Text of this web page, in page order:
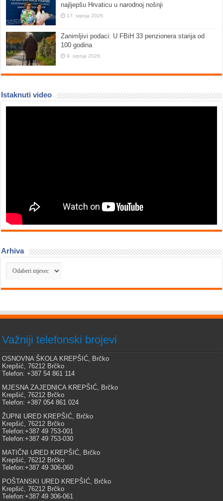
najljepšu Hrvaticu u narodnoj nošnji
17. srpnja 2026.
Zanimljivi podaci: U FBiH 33 penzionera starija od
100 godina
9. srpnja 2026.
Istaknuti video
Arhiva
Arhiva
Važniji telefonski brojevi
OSNOVNA ŠKOLA KREPŠIĆ, Brčko
Krepšić, 76212 Brčko
Telefon: +387 54 861 114
MJESNA ZAJEDNICA KREPŠIĆ, Brčko
Krepšić, 76212 Brčko
Telefon: +387 054 861 024
ŽUPNI URED KREPŠIĆ, Brčko
Krepšić, 76212 Brčko
Telefon:+387 49 753-001
Telefon:+387 49 753-030
MATIČNI URED KREPŠIĆ, Brčko
Krepšić, 76212 Brčko
Telefon:+387 49 306-060
POŠTANSKI URED KREPŠIĆ, Brčko
Krepšić, 76212 Brčko
Telefon:+387 49 306-061